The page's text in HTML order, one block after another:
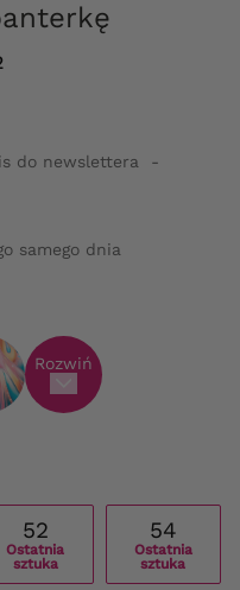
do newslettera -
samego dnia
Rozwiń
52
Ostatnia
sztuka
54
Ostatnia
sztuka